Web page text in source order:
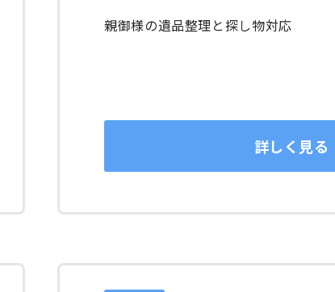
親御様の遺品整理と探し物対応
詳しく見る